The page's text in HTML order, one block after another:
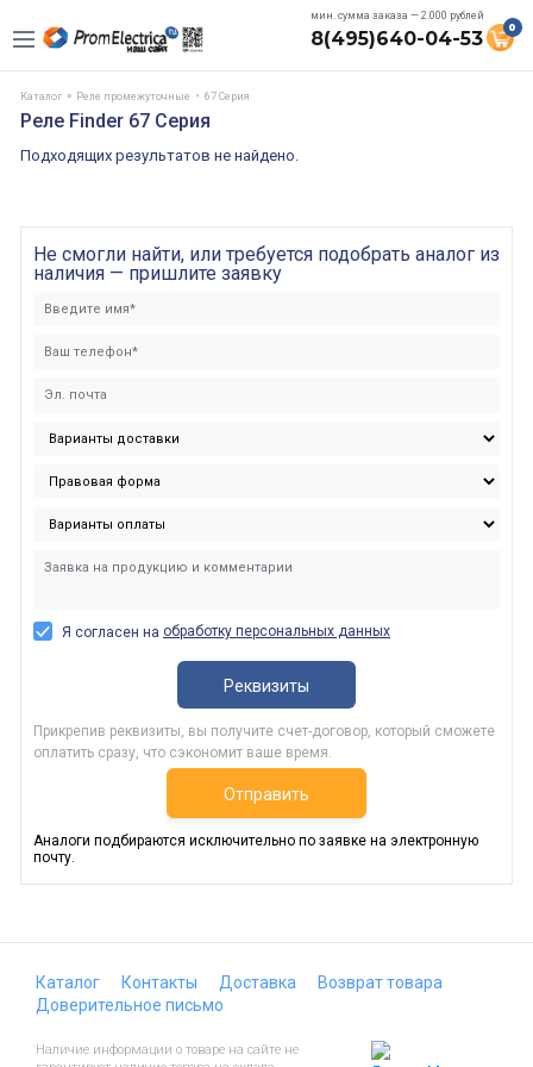
мин. сумма заказа — 2.000 рублей
8(495)640-04-53 0
Каталог Реле промежуточные 67 Cерия
Реле Finder 67 Cерия
Подходящих результатов не найдено.
Не смогли найти, или требуется подобрать аналог из
наличия — пришлите заявку
Я согласен на обработку персональных данных
Реквизиты
Прикрепив реквизиты, вы получите счет-договор, который сможете
оплатить сразу, что сэкономит ваше время.
Отправить
Аналоги подбираются исключительно по заявке на электронную
почту.
Каталог Контакты Доставка
Возврат товара
Доверительное письмо
Наличие информации о товаре на сайте не